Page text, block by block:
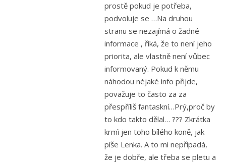
prostě pokud je potřeba,
podvoluje se …Na druhou
stranu se nezajímá o žadné
informace , říká, že to není jeho
priorita, ale vlastně není vůbec
informovaný. Pokud k němu
náhodou néjaké info přijde,
považuje to často za za
přespříliš fantaskní…Prý,proč by
to kdo takto dělal… ??? Zkrátka
krmì jen toho bílého koně, jak
píše Lenka. A to mi nepřipadá,
že je dobře, ale třeba se pletu a